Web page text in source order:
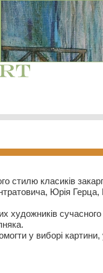
стилю класиків
Юрія
художників
у виборі картини,